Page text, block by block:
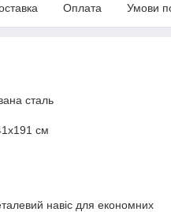
Оплата Умови
сталь
cм
навіс для економних